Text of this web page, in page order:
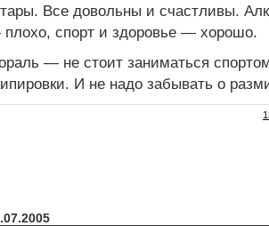
Все довольны и счастливы.
спорт и здоровье — хорошо.
— не стоит заниматься
И не надо забывать о